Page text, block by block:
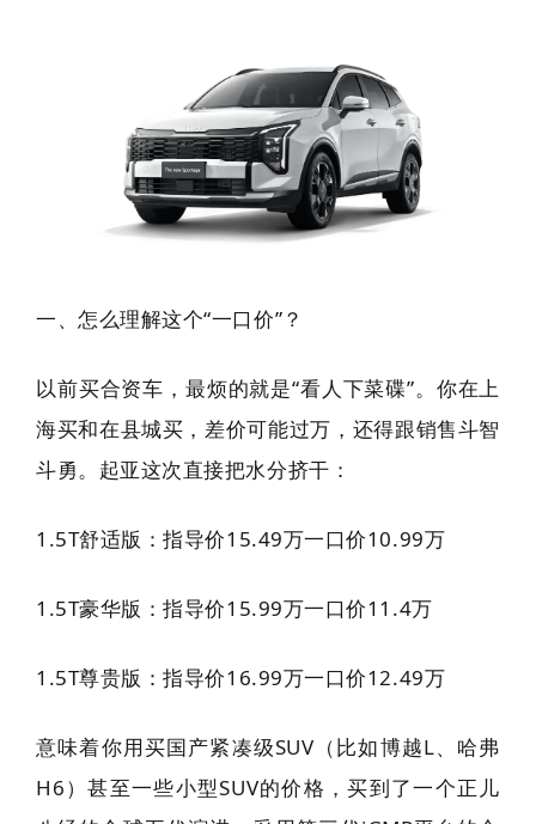
一、怎么理解这个“一口价”？
以前买合资车，最烦的就是“看人下菜碟”。你在上
海买和在县城买，差价可能过万，还得跟销售斗智
斗勇。起亚这次直接把水分挤干：
1.5T舒适版：指导价15.49万一口价10.99万
1.5T豪华版：指导价15.99万一口价11.4万
1.5T尊贵版：指导价16.99万一口价12.49万
意味着你用买国产紧凑级SUV（比如博越L、哈弗
H6）甚至一些小型SUV的价格，买到了一个正儿